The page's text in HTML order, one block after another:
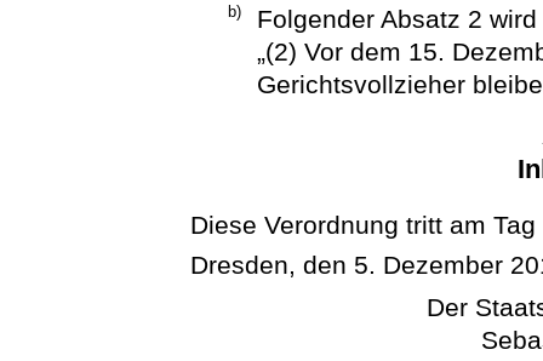
b)
Folgender Absatz 2
„(2) Vor dem 15.
Gerichtsvollzieher
Diese Verordnung tritt am
Dresden, den 5. Dezember
Der